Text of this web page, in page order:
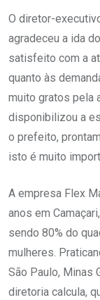
O diretor-
agradeceu a ida
satisfeito com a
quanto às
muito gratos pela
disponibilizou a
o prefeito,
isto é muito
A empresa Flex
anos em
sendo 80% do
mulheres.
São Paulo, Minas
diretoria calcula,